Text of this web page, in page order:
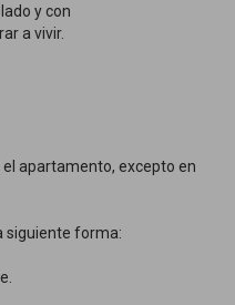
y con
a vivir.
apartamento, excepto en
siguiente forma: